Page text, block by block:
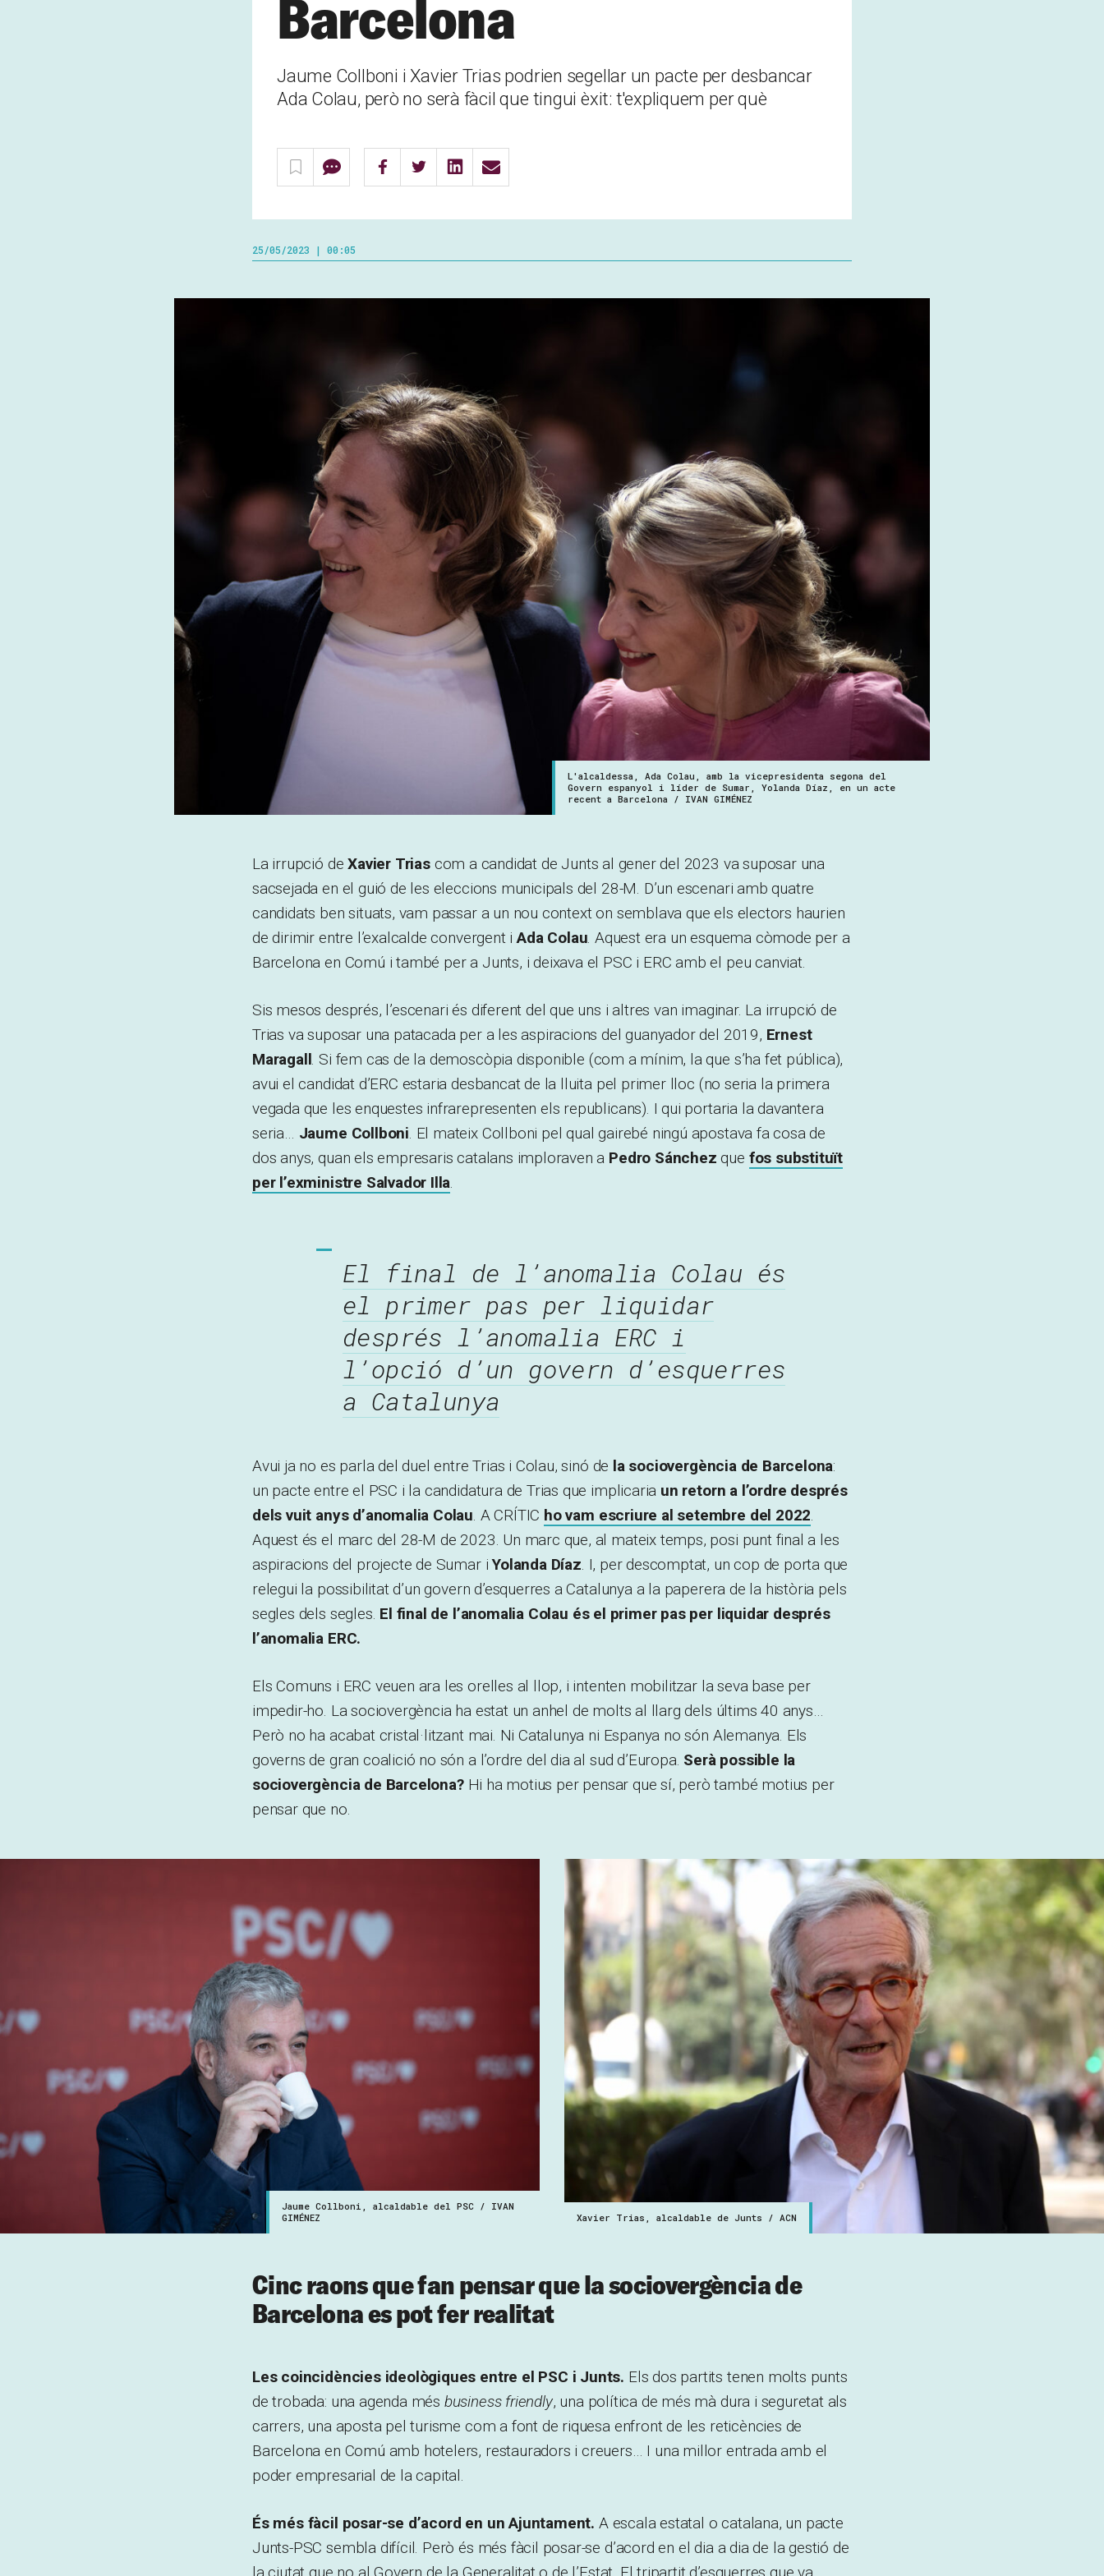
Barcelona
Jaume Collboni i Xavier Trias podrien segellar un pacte per desbancar
Ada Colau, però no serà fàcil que tingui èxit: t'expliquem per què
25/05/2023 | 00:05
L'alcaldessa, Ada Colau, amb la vicepresidenta segona del
Govern espanyol i líder de Sumar, Yolanda Díaz, en un acte
recent a Barcelona / IVAN GIMÉNEZ
La irrupció deXavier Triascom a candidat de Junts al gener del 2023 va suposar una
sacsejada en el guió de les eleccions municipals del 28-M. D’un escenari amb quatre
candidats ben situats, vam passar a un nou context on semblava que els electors haurien
de dirimir entre l’exalcalde convergent iAda Colau. Aquest era un esquema còmode per a
Barcelona en Comú i també per a Junts, i deixava el PSC i ERC amb el peu canviat.
Sis mesos després, l’escenari és diferent del que uns i altres van imaginar. La irrupció de
Trias va suposar una patacada per a les aspiracions del guanyador del 2019, Ernest
Maragall. Si fem cas de la demoscòpia disponible (com a mínim, la que s’ha fet pública),
avui el candidat d’ERC estaria desbancat de la lluita pel primer lloc (no seria la primera
vegada que les enquestes infrarepresenten els republicans). I qui portaria la davantera
seria… Jaume Collboni. El mateix Collboni pel qual gairebé ningú apostava fa cosa de
dos anys, quan els empresaris catalans imploraven a Pedro Sánchez que fos substituït
per l’exministre Salvador Illa.
El final de l’anomalia Colau és
el primer pas per liquidar
després l’anomalia ERC i
l’opció d’un govern d’esquerres
a Catalunya
Avui ja no es parla del duel entre Trias i Colau, sinó de la sociovergència de Barcelona:
un pacte entre el PSC i la candidatura de Trias que implicaria un retorn a l’ordre després
dels vuit anys d’anomalia Colau. A CRÍTIC ho vam escriure al setembre del 2022.
Aquest és el marc del 28-M de 2023. Un marc que, al mateix temps, posi punt final a les
aspiracions del projecte de Sumar iYolanda Díaz. I, per descomptat, un cop de porta que
relegui la possibilitat d’un govern d’esquerres a Catalunya a la paperera de la història pels
segles dels segles. El final de l’anomalia Colau és el primer pas per liquidar després
l’anomalia ERC.
Els Comuns i ERC veuen ara les orelles al llop, i intenten mobilitzar la seva base per
impedir-ho. La sociovergència ha estat un anhel de molts al llarg dels últims 40 anys…
Però no ha acabat cristal·litzant mai. Ni Catalunya ni Espanya no són Alemanya. Els
governs de gran coalició no són a l’ordre del dia al sud d’Europa. Serà possible la
sociovergència de Barcelona? Hi ha motius per pensar que sí, però també motius per
pensar que no.
Jaume Collboni, alcaldable del PSC / IVAN
GIMÉNEZ
Xavier Trias, alcaldable de Junts / ACN
Cinc raons que fan pensar que la sociovergència de
Barcelona es pot fer realitat
Les coincidències ideològiques entre el PSC i Junts. Els dos partits tenen molts punts
de trobada: una agenda més business friendly, una política de més mà dura i seguretat als
carrers, una aposta pel turisme com a font de riquesa enfront de les reticències de
Barcelona en Comú amb hotelers, restauradors i creuers… I una millor entrada amb el
poder empresarial de la capital.
És més fàcil posar-se d’acord en un Ajuntament. A escala estatal o catalana, un pacte
Junts-PSC sembla difícil. Però és més fàcil posar-se d’acord en el dia a dia de la gestió de
la ciutat que no al Govern de la Generalitat o de l’Estat. El tripartit d’esquerres que va